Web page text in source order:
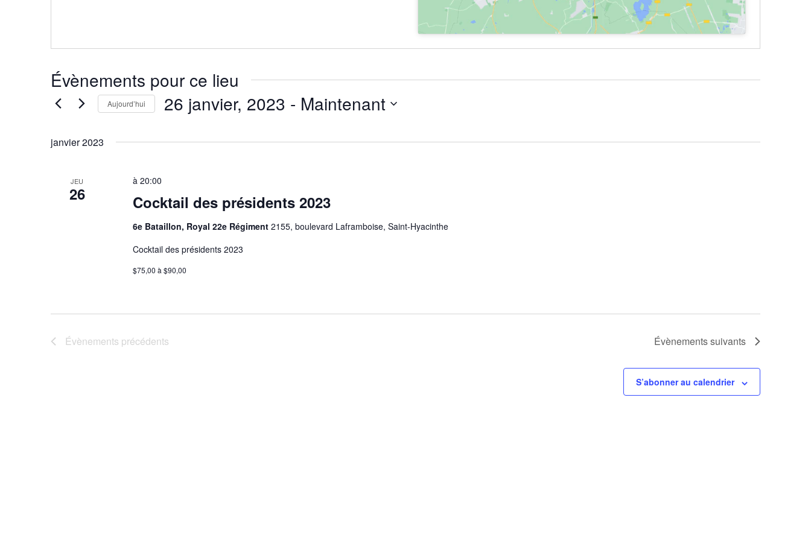
Évènements pour ce lieu
Aujourd’hui 26 janvier, 2023 - Maintenant
date.
janvier 2023
JEU
26 Cocktail des présidents 2023
à 20:00
6e Bataillon, Royal 22e Régiment 2155, boulevard Laframboise, Saint-Hyacinthe
Cocktail des présidents 2023
$75,00 à $90,00
Évènements précédents Évènementssuivants
S’abonner au calendrier